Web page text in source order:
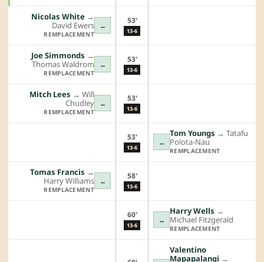
↔
Nicolas White →︎
David Ewers
REMPLACEMENT
53'
13-6
↔
Joe Simmonds →︎
Thomas Waldrom
REMPLACEMENT
53'
13-6
↔
Mitch Lees →︎ Will
Chudley
REMPLACEMENT
53'
13-6
53'
13-6
↔
Tom Youngs →︎ Tatafu
Polota-Nau
REMPLACEMENT
↔
Tomas Francis →︎
Harry Williams
REMPLACEMENT
58'
13-6
60'
13-6
↔
Harry Wells →︎
Michael Fitzgerald
REMPLACEMENT
Valentino
Mapapalangi →︎